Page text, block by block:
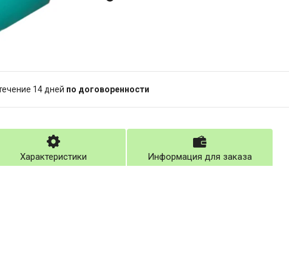
14 дней по договоренности
Характеристики Информация для заказа